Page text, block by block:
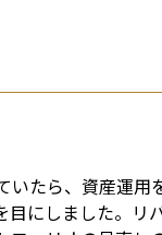
たら、資産運用
にしました。リ